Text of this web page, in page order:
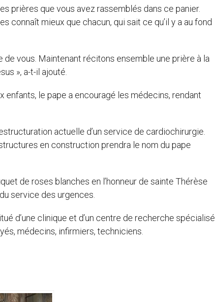
prières que vous avez rassemblés dans ce panier.
connaît mieux que chacun, qui sait ce qu’il y a au fond
vous. Maintenant récitons ensemble une prière à la
», a-t-il ajouté.
le pape a encouragé les médecins, rendant
actuelle d’un service de cardiochirurgie.
en construction prendra le nom du pape
de roses blanches en l’honneur de sainte Thérèse
service des urgences.
d’une clinique et d’un centre de recherche spécialisé
médecins, infirmiers, techniciens.